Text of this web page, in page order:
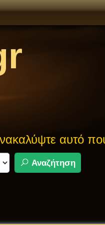
αυτό που
Αναζήτηση